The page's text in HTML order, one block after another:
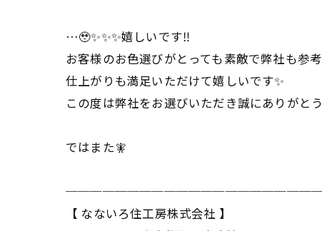
…🥹✨✨✨嬉しいです‼️
お客様のお色選びがとっても素敵で弊社も参
仕上がりも満足いただけて嬉しいです✨
この度は弊社をお選びいただき誠にありがと
ではまた🧚
【 なないろ住工房株式会社 】